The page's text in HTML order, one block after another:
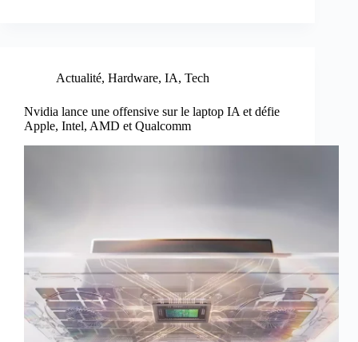
Actualité, Hardware, IA, Tech
Nvidia lance une offensive sur le laptop IA et défie
Apple, Intel, AMD et Qualcomm